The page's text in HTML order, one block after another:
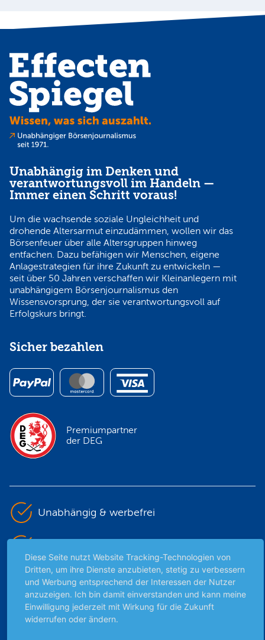
Unabhängig im Denken und
verantwortungsvoll im Handeln —
Immer einen Schritt voraus!
Um die wachsende soziale Ungleichheit und
drohende Altersarmut einzudämmen, wollen wir das
Börsenfeuer über alle Altersgruppen hinweg
entfachen. Dazu befähigen wir Menschen, eigene
Anlagestrategien für ihre Zukunft zu entwickeln —
seit über 50 Jahren verschaffen wir Kleinanlegern mit
unabhängigem Börsenjournalismus den
Wissensvorsprung, der sie verantwortungsvoll auf
Erfolgskurs bringt.
Sicher bezahlen
Premiumpartner
der DEG
Unabhängig & werbefrei
Schutz persönlicher Daten
Sicher mit SSL-Verschlüsselung
Diese Seite nutzt Website Tracking-Technologien von
Dritten, um ihre Dienste anzubieten, stetig zu verbessern
und Werbung entsprechend der Interessen der Nutzer
anzuzeigen. Ich bin damit einverstanden und kann meine
Einwilligung jederzeit mit Wirkung für die Zukunft
widerrufen oder ändern.